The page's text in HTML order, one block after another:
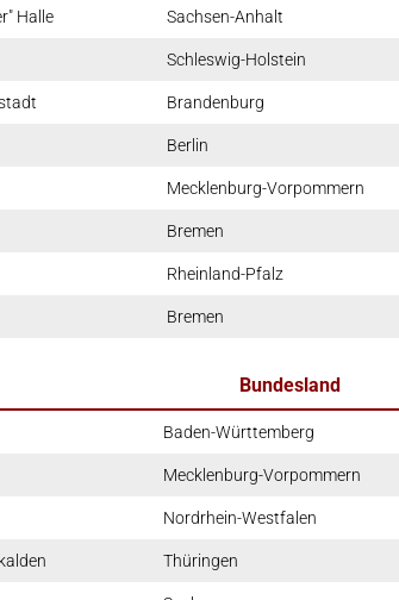
Halle Sachsen-Anhalt
Schleswig-Holstein
Brandenburg
Berlin
Mecklenburg-Vorpommern
Bremen
Rheinland-Pfalz
Bremen
Bundesland
Baden-Württemberg
Mecklenburg-Vorpommern
Nordrhein-Westfalen
Thüringen